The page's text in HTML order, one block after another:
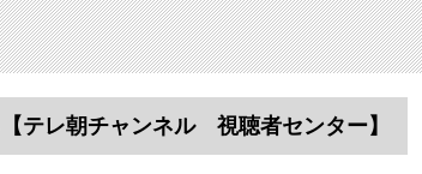
【テレ朝チャンネル 視聴者センター】